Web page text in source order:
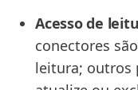
Acesso de
conectores
leitura; outros